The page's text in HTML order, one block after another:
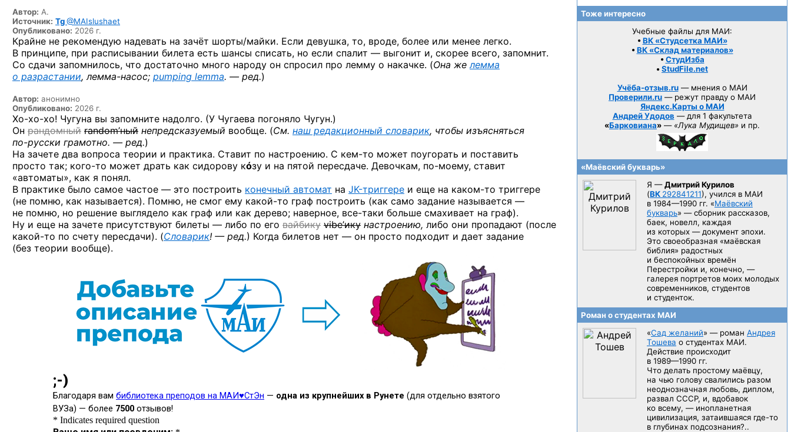
Автор: А.
Источник: Tg@MAIslushaet
Опубликовано: 2026 г.
Крайне не рекомендую надевать на зачёт шорты/майки. Если девушка, то, вроде, более или менее легко.
В принципе, при расписывании билета есть шансы списать, но если спалит — выгонит и, скорее всего, запомнит.
Со сдачи запомнилось, что достаточно много народу он спросил про лемму о накачке. (Она желемма
о разрастании,лемма-насос; pumping lemma. — ред.)
Автор: анонимно
Опубликовано: 2026 г.
Хо-хо-хо! Чугуна вы запомните надолго. (У Чугаева погоняло Чугун.)
Он рандомный random’ный непредсказуемый вообще. (См. наш редакционный словарик, чтобы изъясняться
по-русски грамотно. — ред.)
На зачете два вопроса теории и практика. Ставит по настроению. С кем-то может поугорать и поставить
просто так; кого-то может драть как сидорову кóзу и на пятой пересдаче. Девочкам, по-моему, ставит
«автоматы», как я понял.
В практике было самое частое — это построить конечный автомат на JK-триггере и еще на каком-то триггере
(не помню, как называется). Помню, не смог ему какой-то граф построить (как само задание называется —
не помню, но решение выглядело как граф или как дерево; наверное, все-таки больше смахивает на граф).
Ну и еще на зачете присутствуют билеты — либо по его вайбику vibe’ику настроению, либо они пропадают (после
какой-то по счету пересдачи). (Словарик! — ред.) Когда билетов нет — он просто подходит и дает задание
(без теории вообще).
Тоже интересно
Учебные файлы для МАИ:
• ВК «Студсетка МАИ»
• ВК «Склад материалов»
• СтудИзба
• StudFile.net
Учёба-отзыв.ru— мнения о МАИ
Проверили.ru — режут правду о МАИ
Яндекс.Карты о МАИ
Андрей Удодов — для 1 факультета
«Барковиана» — «Лука Мудищев» и пр.
«Маёвский букварь»
Я —Дмитрий Курилов
(ВК 292841211), учился в МАИ
в 1984—1990 гг. «Маёвский
букварь» — сборник рассказов,
баек, новелл, каждая
из которых — документ эпохи.
Это своеобразная «маёвская
библия» радостных
и беспокойных времён
Перестройки и, конечно, —
галерея портретов моих молодых
современников, студентов
и студенток.
Роман о студентах МАИ
«Сад желаний» — роман Андрея
Тошева о студентах МАИ.
Действие происходит
в 1989—1990 гг.
Что делать простому маёвцу,
на чью голову свалились разом
неоднозначная любовь, диплом,
развал CCCP, и, вдобавок
ко всему, — инопланетная
цивилизация, затаившаяся где-то
в глубинах подсознания?..